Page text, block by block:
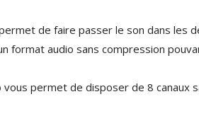
de faire passer le son dans les
format audio sans compression
permet de disposer de 8 canaux